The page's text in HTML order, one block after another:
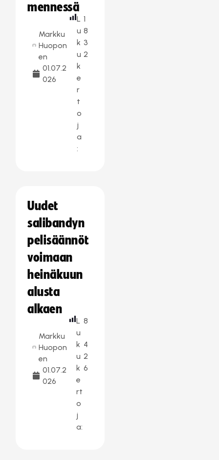
mennessä
Markku
Huopon
en
01.07.2
026
L
u
k
u
k
e
r
t
o
j
a
:
1
8
3
2
Uudet
salibandyn
pelisäännöt
voimaan
heinäkuun
alusta
alkaen
Markku
Huopon
en
01.07.2
026
L
u
k
u
k
e
rt
o
j
a:
8
4
2
6